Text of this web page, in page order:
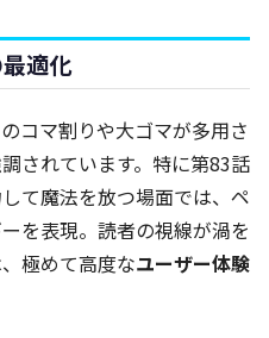
適化
コマ割りや大ゴマが多用さ
されています。特に第83話
て魔法を放つ場面では、ペ
を表現。読者の視線が渦を
極めて高度なユーザー体験